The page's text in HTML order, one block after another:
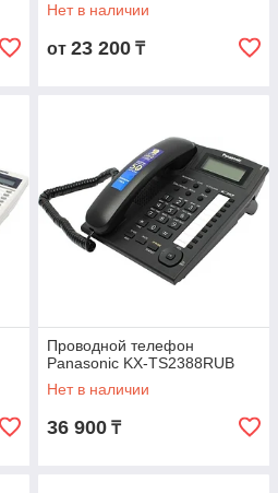
Нет в наличии
от 23 200 ₸
Проводной телефон
Panasonic KX-TS2388RUB
Нет в наличии
36 900 ₸